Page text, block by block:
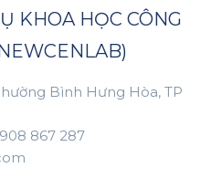
KHOA HỌC CÔNG
Bình Hưng Hòa, TP
867 287